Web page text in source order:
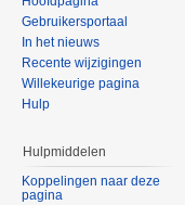
Gebruikersportaal
In het nieuws
Recente wijzigingen
Willekeurige pagina
Hulp
Hulpmiddelen
Koppelingen naar deze
pagina